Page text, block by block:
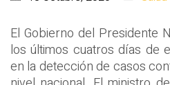
El Gobierno del Presidente
los últimos cuatros días de
en la detección de casos